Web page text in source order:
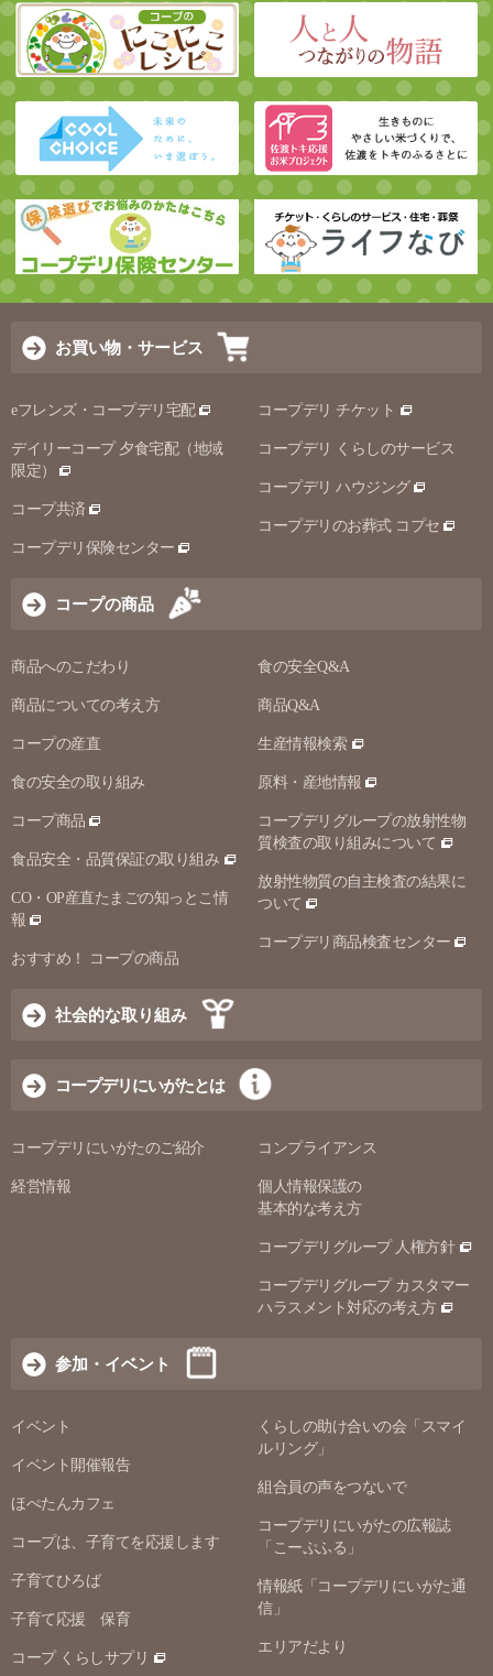
お買い物・サービス
eフレンズ・コープデリ宅配
デイリーコープ 夕食宅配（地域
限定）
コープ共済
コープデリ保険センター
コープデリ チケット
コープデリ くらしのサービス
コープデリ ハウジング
コープデリのお葬式 コプセ
コープの商品
商品へのこだわり
商品についての考え方
コープの産直
食の安全の取り組み
コープ商品
食品安全・品質保証の取り組み
CO・OP産直たまごの知っとこ情
報
おすすめ！ コープの商品
食の安全Q&A
商品Q&A
生産情報検索
原料・産地情報
コープデリグループの放射性物
質検査の取り組みについて
放射性物質の自主検査の結果に
ついて
コープデリ商品検査センター
社会的な取り組み
コープデリにいがたとは
コープデリにいがたのご紹介
経営情報
コンプライアンス
個人情報保護の
基本的な考え方
コープデリグループ 人権方針
コープデリグループ カスタマー
ハラスメント対応の考え方
参加・イベント
イベント
イベント開催報告
ほぺたんカフェ
コープは、子育てを応援します
子育てひろば
子育て応援 保育
コープ くらしサプリ
くらしの助け合いの会「スマイ
ルリング」
組合員の声をつないで
コープデリにいがたの広報誌
「こーぷふる」
情報紙「コープデリにいがた通
信」
エリアだより